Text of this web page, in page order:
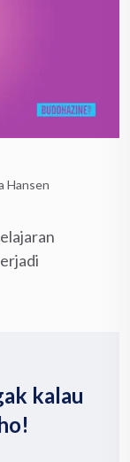
Hansen
kalau